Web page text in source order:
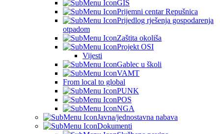
GIS
Prijemni centar Repušnica
Prijedlog rješenja gospodarenja
otpadom
Zaštita okoliša
Projekt OSI
Vijesti
Gablec u školi
VAMT
From local to global
PUNK
POS
NGA
Javna/jednostavna nabava
Dokumenti